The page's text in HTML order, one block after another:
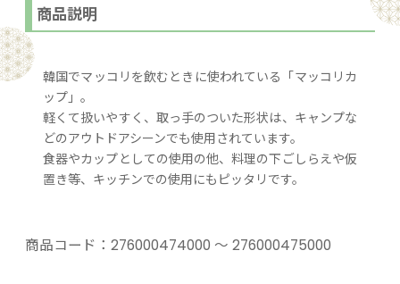
商品説明
韓国でマッコリを飲むときに使われている「マッコリカ
ップ」。
軽くて扱いやすく、取っ手のついた形状は、キャンプな
どのアウトドアシーンでも使用されています。
食器やカップとしての使用の他、料理の下ごしらえや仮
置き等、キッチンでの使用にもピッタリです。
商品コード： 276000474000 ～ 276000475000